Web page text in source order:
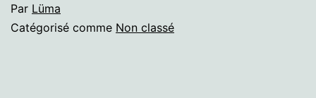
Par Lüma
Catégorisé comme Non classé